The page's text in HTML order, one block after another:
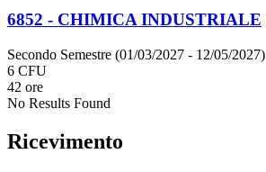
6852 - CHIMICA INDUSTRIALE
Secondo Semestre (01/03/2027 - 12/05/2027)
6 CFU
42 ore
No Results Found
Ricevimento